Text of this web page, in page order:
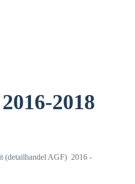
2018
(detailhandel AGF) 2016 -